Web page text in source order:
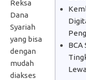
BCA
Reksa
Dana
Syariah
yang bisa
dengan
mudah
diakses